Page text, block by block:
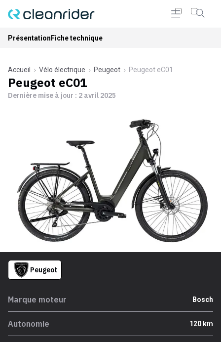
Présentation Fiche technique
Accueil Vélo électrique Peugeot Peugeot eC01
Peugeot eC01
Dernière mise à jour : 2 avril 2025
Peugeot
Marque moteur Bosch
Autonomie 120 km